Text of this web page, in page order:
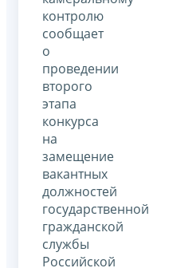
контролю
сообщает
о
проведении
второго
этапа
конкурса
на
замещение
вакантных
должностей
государственной
гражданской
службы
Российской